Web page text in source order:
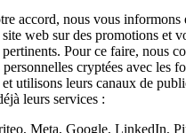
accord, nous vous informons
web sur des promotions et
Pour ce faire, nous
personnelles cryptées avec les
et utilisons leurs canaux de
leurs services :
Meta, Google, LinkedIn,